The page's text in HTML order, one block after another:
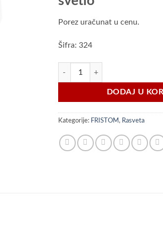
Porez uračunat u cenu.
Šifra: 324
DODAJ U
Kategorije: FRISTOM , Rasveta